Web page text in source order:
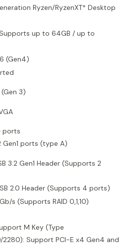
Ryzen/RyzenXT* Desktop
up to 64GB / up to
(Gen4)
(Gen 3)
ports
Gen1 ports (type A)
3.2 Gen1 Header (Supports 2
2.0 Header (Supports 4 ports)
s (Supports RAID 0,1,10)
M Key (Type
Support PCI-E x4 Gen4 and